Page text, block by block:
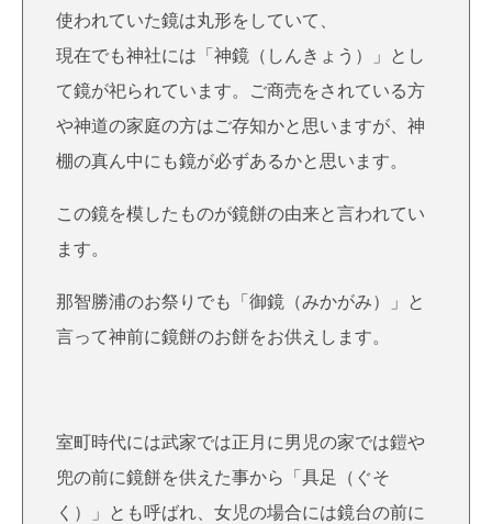
使われていた鏡は丸形をしていて、
現在でも神社には「神鏡（しんきょう）」とし
て鏡が祀られています。ご商売をされている方
や神道の家庭の方はご存知かと思いますが、神
棚の真ん中にも鏡が必ずあるかと思います。
この鏡を模したものが鏡餅の由来と言われてい
ます。
那智勝浦のお祭りでも「御鏡（みかがみ）」と
言って神前に鏡餅のお餅をお供えします。
室町時代には武家では正月に男児の家では鎧や
兜の前に鏡餅を供えた事から「具足（ぐそ
く）」とも呼ばれ、女児の場合には鏡台の前に